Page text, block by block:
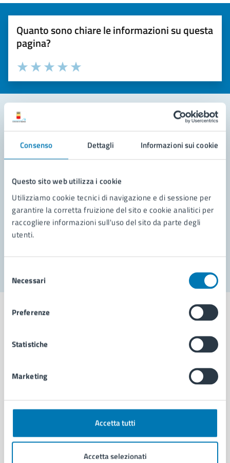
Consenso Dettagli Informazioni sui cookie
Questo sito web utilizza i cookie
Utilizziamo cookie tecnici di navigazione e di sessione per
garantire la corretta fruizione del sito e cookie analitici per
raccogliere informazioni sull'uso del sito da parte degli
utenti.
delNecessari
Preferenze
Statistiche
Marketing
Accetta tutti
Accetta selezionati
Quanto sono chiare le informazioni su questa
pagina?
Valuta la chiarezza delle informazioni (da 1 a 5 stelle)
Seleziona il numero di stelle per valutare la chiarezza delle
Valuta 5 stelle su 5
Valuta 4 stelle su 5
Valuta 3 stelle su 5
Valuta 2 stelle su 5
Valuta 1 stelle su 5
Leggi le domande frequenti
Richiedi assistenza
Prenota appuntamento
Problemi in città
Comune di Napoli
AMMINISTRAZIONE
Organi di governo
Enti e fondazioni